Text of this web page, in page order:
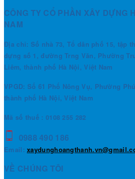
CÔNG TY CỔ PHẦN XÂY DỰNG
NAM
Địa chỉ: Số nhà 73, Tổ dân phố 15, tập
dựng số 1, đường Trng Văn, Phường
Liêm, thành phố Hà Nội, Việt Nam
VPGD: Số 61 Phố Nông Vụ, Phường
thành phố Hà Nội, Việt Nam
Mã số thuế : 0108 255 282
0988 490 186
Email:
VỀ CHÚNG TÔI